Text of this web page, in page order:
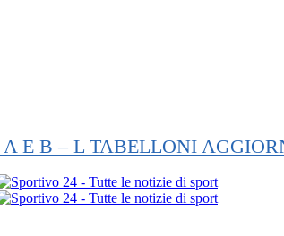
E B – L TABELLONI